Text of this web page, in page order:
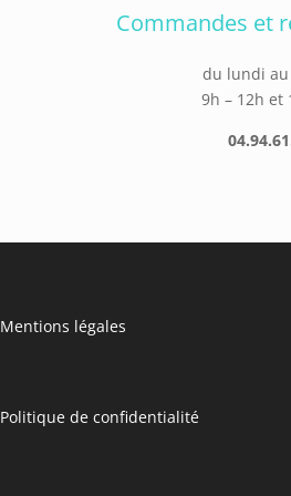
Commandes et
du lundi
9h – 12h et
Mentions légales
Politique de confidentialité